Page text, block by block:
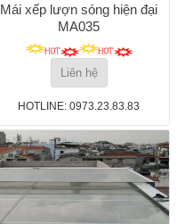
Mái xếp lượn sóng hiện đại
MA035
Liên hệ
HOTLINE: 0973.23.83.83